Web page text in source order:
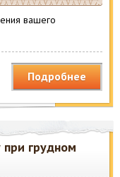
вашего
Подробнее
при грудном